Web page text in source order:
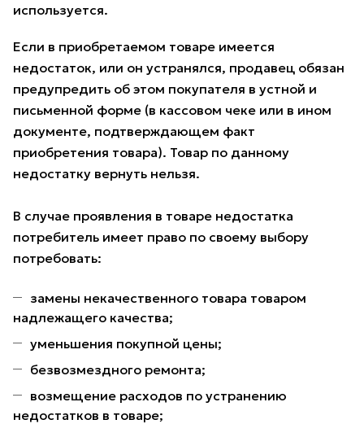
используется.
Если в приобретаемом товаре имеется
недостаток, или он устранялся, продавец обязан
предупредить об этом покупателя в устной и
письменной форме (в кассовом чеке или в ином
документе, подтверждающем факт
приобретения товара). Товар по данному
недостатку вернуть нельзя.
В случае проявления в товаре недостатка
потребитель имеет право по своему выбору
потребовать:
замены некачественного товара товаром
надлежащего качества;
уменьшения покупной цены;
безвозмездного ремонта;
возмещение расходов по устранению
недостатков в товаре;